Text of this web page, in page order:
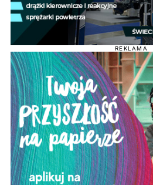
REKLAMA